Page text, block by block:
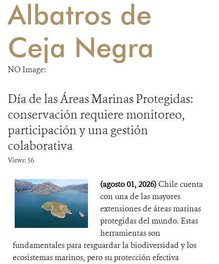
DONA
Albatros de
Ceja Negra
NO Image:
Día de las Áreas Marinas Protegidas:
conservación requiere monitoreo,
participación y una gestión
colaborativa
Views: 56
(agosto 01, 2026) Chile cuenta
con una de las mayores
extensiones de áreas marinas
protegidas del mundo. Estas
herramientas son
fundamentales para resguardar la biodiversidad y los
ecosistemas marinos, pero su protección efectiva